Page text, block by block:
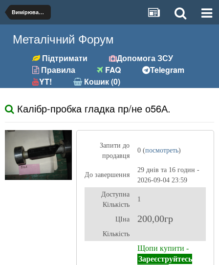
Вимірювальний інструмент
Металічний Форум
Підтримати
Допомога ЗСУ
Правила
FAQ
Telegram
YT!
Кошик (0)
Калібр-пробка гладка пр/не о56А.
Запити до
продавця
0 (посмотреть)
До завершення
29 днів та 16 годин -
2026-09-04 23:59
Доступна
Кількість
1
ЦІна 200,00гр
Кількість
Щопи купити -
Зареєструйтесь